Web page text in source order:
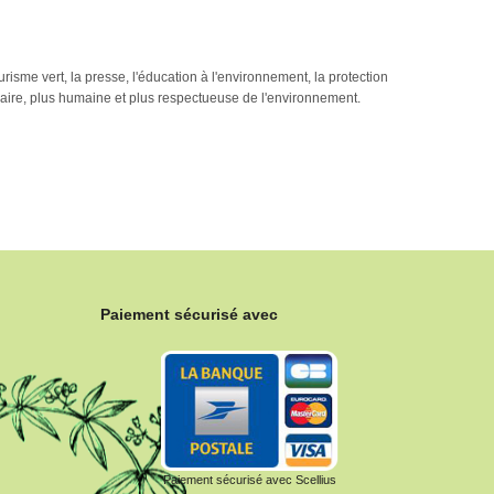
vert, la presse, l'éducation à l'environnement, la protection
plus humaine et plus respectueuse de l'environnement.
Paiement sécurisé avec
Paiement sécurisé avec Scellius